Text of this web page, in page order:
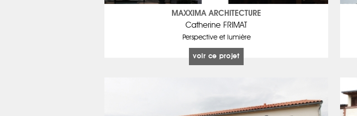
MAXXIMA ARCHITECTURE
Catherine FRIMAT
Perspective et lumière
voir ce projet